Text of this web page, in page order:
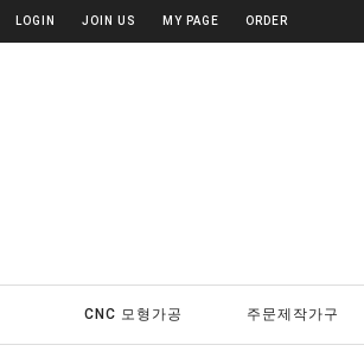
LOGIN JOIN US MY PAGE ORDER
CNC 모형가공 주문제작가구